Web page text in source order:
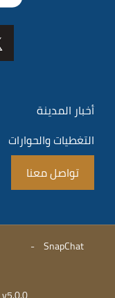
أخبار المدينة
التغطيات والحوارات
تواصل معنا
SnapChat
-